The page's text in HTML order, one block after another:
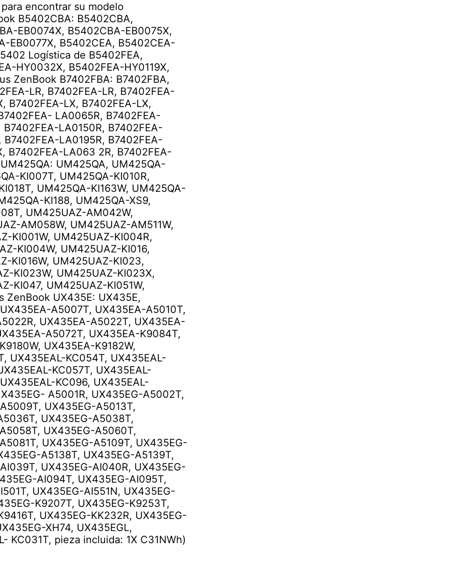
encontrar su modelo
B5402CBA: B5402CBA,
EB0074X, B5402CBA-EB0075X,
EB0077X, B5402CEA, B5402CEA-
Logística de B5402FEA,
HY0032X, B5402FEA-HY0119X,
ZenBook B7402FBA: B7402FBA,
LR, B7402FEA-LR, B7402FEA-
B7402FEA-LX, B7402FEA-LX,
LA0065R, B7402FEA-
LA0150R, B7402FEA-
LA0195R, B7402FEA-
B7402FEA-LA063 2R, B7402FEA-
UM425QA, UM425QA-
KI007T, UM425QA-KI010R,
UM425QA-KI163W, UM425QA-
KI188, UM425QA-XS9,
UM425UAZ-AM042W,
AM058W, UM425UAZ-AM511W,
KI001W, UM425UAZ-KI004R,
KI004W, UM425UAZ-KI016,
KI016W, UM425UAZ-KI023,
KI023W, UM425UAZ-KI023X,
KI047, UM425UAZ-KI051W,
ZenBook UX435E: UX435E,
A5007T, UX435EA-A5010T,
UX435EA-A5022T, UX435EA-
A5072T, UX435EA-K9084T,
UX435EA-K9182W,
UX435EAL-KC054T, UX435EAL-
KC057T, UX435EAL-
KC096, UX435EAL-
A5001R, UX435EG-A5002T,
UX435EG-A5013T,
UX435EG-A5038T,
UX435EG-A5060T,
UX435EG-A5109T, UX435EG-
A5138T, UX435EG-A5139T,
UX435EG-AI040R, UX435EG-
AI094T, UX435EG-AI095T,
UX435EG-AI551N, UX435EG-
K9207T, UX435EG-K9253T,
UX435EG-KK232R, UX435EG-
XH74, UX435EGL,
KC031T, pieza incluida: 1X C31NWh)